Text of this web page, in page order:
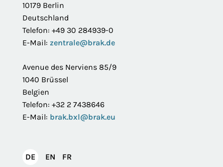
10179 Berlin
Deutschland
Telefon: +49 30 284939-0
E-Mail: zentrale@brak.de
Avenue des Nerviens 85/9
1040 Brüssel
Belgien
Telefon: +32 2 7438646
E-Mail: brak.bxl@brak.eu
DEDeutsch
EN English
FR